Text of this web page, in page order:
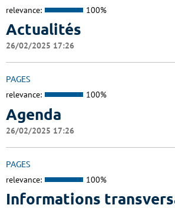
relevance: 100%
Actualités
26/02/2025 17:26
PAGES
relevance: 100%
Agenda
26/02/2025 17:26
PAGES
relevance: 100%
Informations